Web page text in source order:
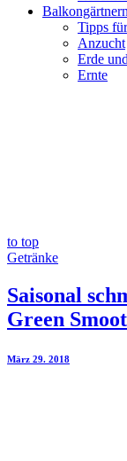
Balkongärtnern
Tipps
Anzucht
Erde
Ernte
to top
Getränke
Saisonal
Green
März 29. 2018